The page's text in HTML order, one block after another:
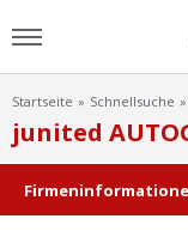
Home
Startseite Schnellsuche
junited